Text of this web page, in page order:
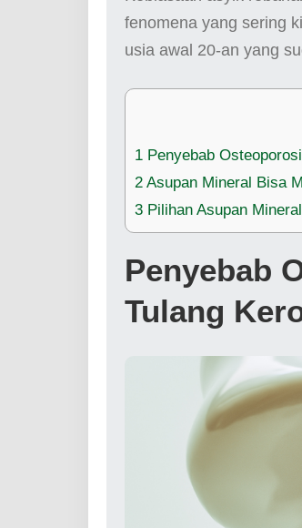
fenomena yang sering
usia awal 20-an yang
1 Penyebab
2 Asupan Mineral Bisa
3 Pilihan Asupan
Penyebab
Tulang